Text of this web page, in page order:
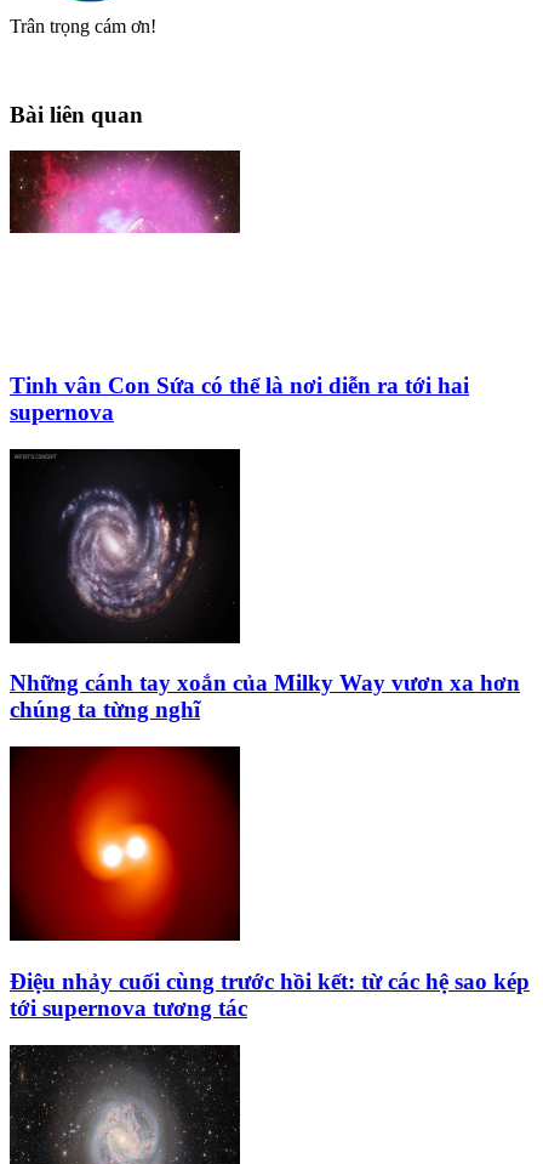
Trân trọng cám ơn!
Bài liên quan
Tinh vân Con Sứa có thể là nơi diễn ra tới hai
supernova
Những cánh tay xoắn của Milky Way vươn xa hơn
chúng ta từng nghĩ
Điệu nhảy cuối cùng trước hồi kết: từ các hệ sao kép
tới supernova tương tác